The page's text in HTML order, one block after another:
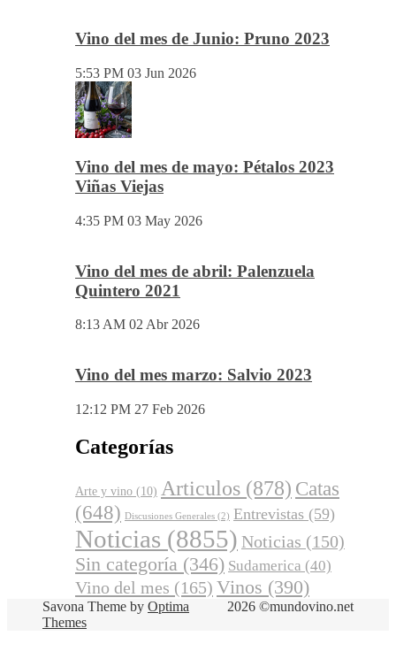
Vino del mes de Junio: Pruno 2023
5:53 PM 03 Jun 2026
Vino del mes de mayo: Pétalos 2023
Viñas Viejas
4:35 PM 03 May 2026
Vino del mes de abril: Palenzuela
Quintero 2021
8:13 AM 02 Abr 2026
Vino del mes marzo: Salvio 2023
12:12 PM 27 Feb 2026
Categorías
Arte y vino (10) Articulos (878) Catas
(648) Discusiones Generales (2) Entrevistas (59)
Noticias (8855) Noticias (150)
Sin categoría (346) Sudamerica (40)
Vino del mes (165) Vinos (390)
2026 ©mundovino.net
Savona Theme by Optima
Themes